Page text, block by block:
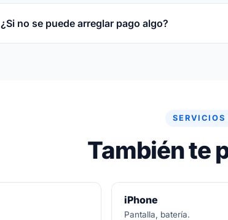
3 meses por escrito sobre la pieza reparada o
¿Si no se puede arreglar pago algo?
SERVICIOS
También te
iPhone
Pantalla, batería.